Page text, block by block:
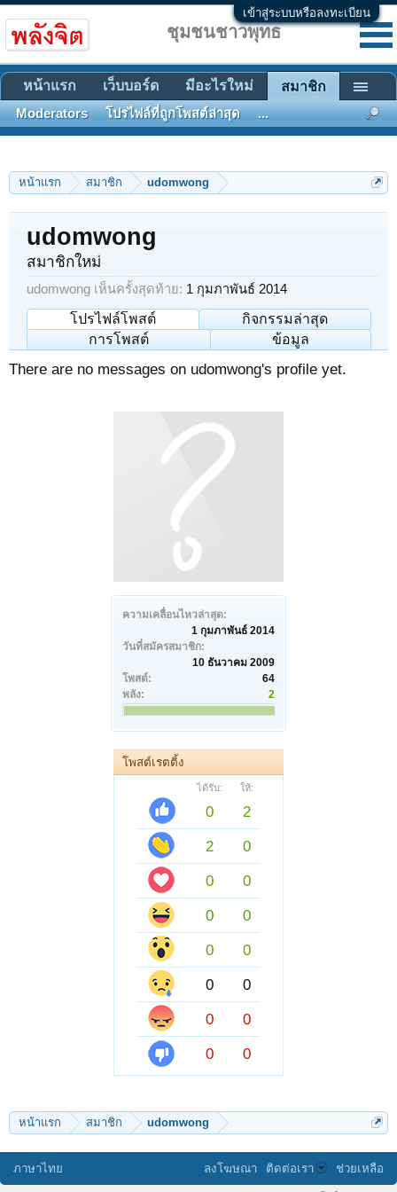
เข้าสู่ระบบหรือลงทะเบียน
หน้าแรก สมาชิก udomwong
ความเคลื่อนไหวล่าสุด:
1 กุมภาพันธ์ 2014
วันที่สมัครสมาชิก:
10 ธันวาคม 2009
โพสต์:
64
พลัง:
2
โพสต์เรตติ้ง
ได้รับ: ให้:
0
2
2
0
0
0
0
0
0
0
0
0
0
0
0
0
udomwong
สมาชิกใหม่
udomwong เห็นครั้งสุดท้าย: 1 กุมภาพันธ์ 2014
โปรไฟล์โพสต์
กิจกรรมล่าสุด
การโพสต์
ข้อมูล
There are no messages on udomwong's profile yet.
หน้าแรก สมาชิก udomwong
ชุมชนชาวพุทธ
หน้าแรก เว็บบอร์ด มีอะไรใหม่ สมาชิก
Moderators โปรไฟล์ที่ถูกโพสต์ล่าสุด ...
ภาษาไทย ลงโฆษณา ติดต่อเรา ช่วยเหลือ